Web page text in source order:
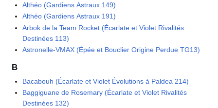
Althéo (Gardiens Astraux 149)
Althéo (Gardiens Astraux 191)
Arbok de la Team Rocket (Écarlate et Violet Rivalités
Destinées 113)
Astronelle-VMAX (Épée et Bouclier Origine Perdue TG13)
B
Bacabouh (Écarlate et Violet Évolutions à Paldea 214)
Baggiguane de Rosemary (Écarlate et Violet Rivalités
Destinées 132)